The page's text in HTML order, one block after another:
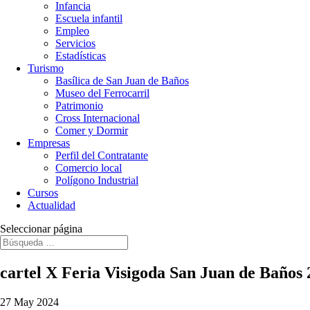
Infancia
Escuela infantil
Empleo
Servicios
Estadísticas
Turismo
Basílica de San Juan de Baños
Museo del Ferrocarril
Patrimonio
Cross Internacional
Comer y Dormir
Empresas
Perfil del Contratante
Comercio local
Polígono Industrial
Cursos
Actualidad
Seleccionar página
cartel X Feria Visigoda San Juan de Baños
27 May 2024